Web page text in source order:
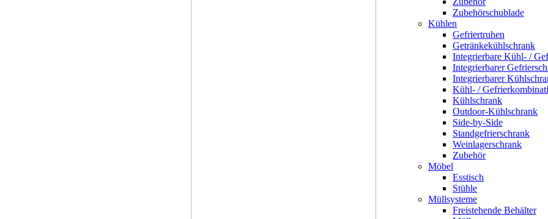
Zubehörschublade
Kühlen
Gefriertruhen
Getränkekühlschrank
Integrierbare Kühl- /
Integrierbarer
Integrierbarer
Kühl- /
Kühlschrank
Outdoor-Kühlschrank
Side-by-Side
Standgefrierschrank
Weinlagerschrank
Zubehör
Möbel
Esstisch
Stühle
Müllsysteme
Freistehende Behälter